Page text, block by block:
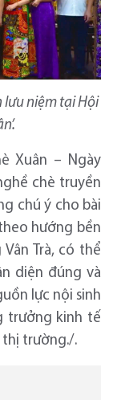
lưu niệm tại Hội
Xuân – Ngày
chè truyền
chú ý cho bài
hướng bền
Trà, có thể
diện đúng và
lực nội sinh
trưởng kinh tế
thị trường./.